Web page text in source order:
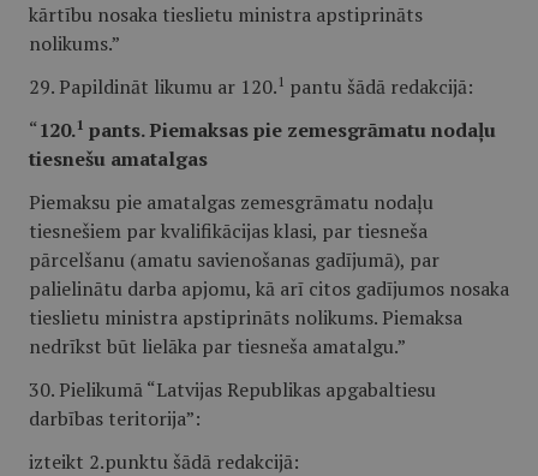
kārtību nosaka tieslietu ministra apstiprināts
nolikums.”
29. Papildināt likumu ar 120. 1 pantu šādā redakcijā:
“120.1 pants. Piemaksas pie zemesgrāmatu nodaļu
tiesnešu amatalgas
Piemaksu pie amatalgas zemesgrāmatu nodaļu
tiesnešiem par kvalifikācijas klasi, par tiesneša
pārcelšanu (amatu savienošanas gadījumā), par
palielinātu darba apjomu, kā arī citos gadījumos nosaka
tieslietu ministra apstiprināts nolikums. Piemaksa
nedrīkst būt lielāka par tiesneša amatalgu.”
30. Pielikumā “Latvijas Republikas apgabaltiesu
darbības teritorija”:
izteikt 2.punktu šādā redakcijā: